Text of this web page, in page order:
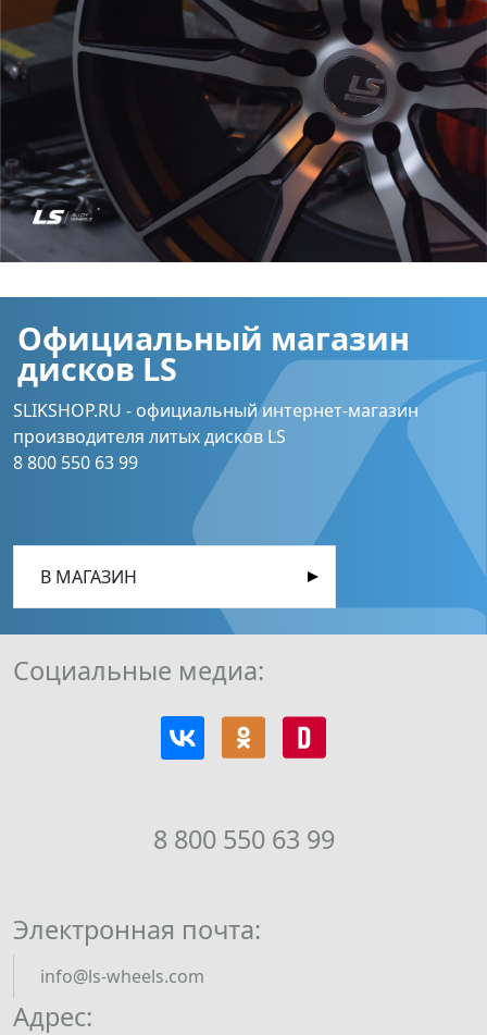
Официальный магазин
дисков LS
SLIKSHOP.RU - официальный интернет-магазин
производителя литых дисков LS
8 800 550 63 99
В МАГАЗИН
Адрес:
8 800 550 63 99
Электронная почта:
info@ls-wheels.com
Социальные медиа: